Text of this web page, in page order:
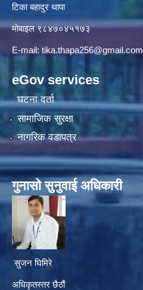
टिका बहादुर थापा
माे‍बाइल ९८४७०४५१७३
E-mail: tika.thapa256@gmail.com
eGov services
घटना दर्ता
सामाजिक सुरक्षा
नागरिक वडापत्र
गुनासाे सुनुवाई अधिकारी
सुजन घिमिरे
अधिकृतस्तर छैठौं‌